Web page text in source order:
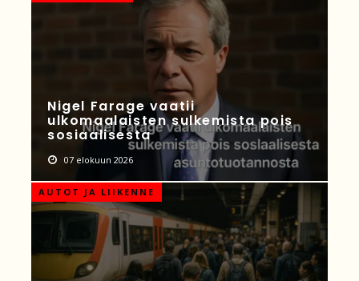
Nigel Farage vaatii
ulkomaalaisten sulkemista pois
sosiaalisesta
07 elokuun 2026
AUTOT JA LIIKENNE